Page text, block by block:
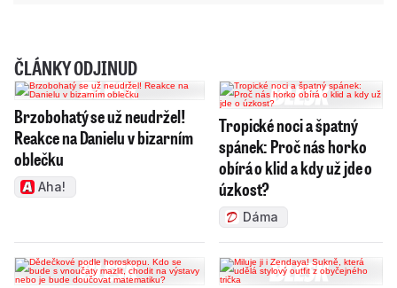
ČLÁNKY ODJINUD
Brzobohatý se už neudržel!
Reakce na Danielu v bizarním
oblečku
Aha!
Tropické noci a špatný
spánek: Proč nás horko
obírá o klid a kdy už jde o
úzkost?
Dáma